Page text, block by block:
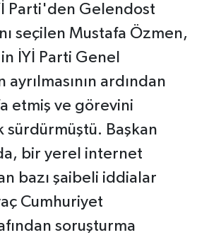
Parti'den Gelendost
seçilen Mustafa Özmen,
İYİ Parti Genel
ayrılmasının ardından
etmiş ve görevini
sürdürmüştü. Başkan
bir yerel internet
bazı şaibeli iddialar
Cumhuriyet
soruşturma